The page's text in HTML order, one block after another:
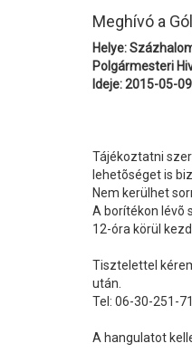
Meghívó a
Helye:
Polgármesteri
Ideje: 2015-05-
Tájékoztatni
lehetõséget is
Nem kerülhet
A borítékon lévõ
12-óra körül
Tisztelettel
után.
Tel: 06-30-251-
A hangulatot